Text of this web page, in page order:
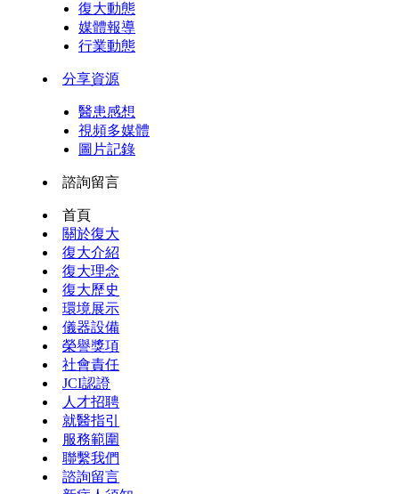
復大動態
媒體報導
行業動態
分享資源
醫患感想
視頻多媒體
圖片記錄
諮詢留言
首頁
關於復大
復大介紹
復大理念
復大歷史
環境展示
儀器設備
榮譽獎項
社會責任
JCI認證
人才招聘
就醫指引
服務範圍
聯繫我們
諮詢留言